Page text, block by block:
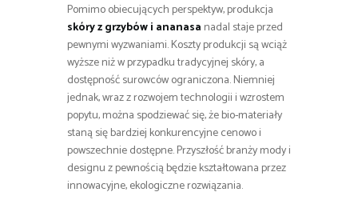
Pomimo obiecujących perspektyw, produkcja
skóry z grzybów i ananasa nadal staje przed
pewnymi wyzwaniami. Koszty produkcji są wciąż
wyższe niż w przypadku tradycyjnej skóry, a
dostępność surowców ograniczona. Niemniej
jednak, wraz z rozwojem technologii i wzrostem
popytu, można spodziewać się, że bio-materiały
staną się bardziej konkurencyjne cenowo i
powszechnie dostępne. Przyszłość branży mody i
designu z pewnością będzie kształtowana przez
innowacyjne, ekologiczne rozwiązania.